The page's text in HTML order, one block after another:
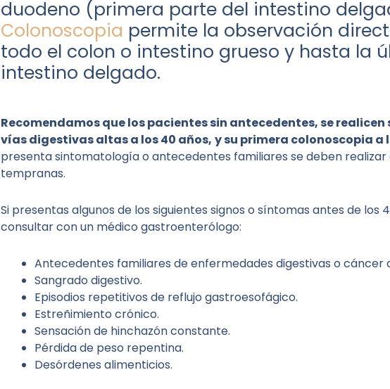
duodeno (primera parte del intestino
Colonoscopia permite la observación
todo el colon o intestino grueso y hasta la
intestino delgado.
Recomendamos que los pacientes sin antecedentes, se
vías digestivas altas a los 40 años, y su primera colonoscopia a
presenta sintomatología o antecedentes familiares se deben realizar
tempranas.
Si presentas algunos de los siguientes signos o síntomas antes de los
consultar con un médico gastroenterólogo:
Antecedentes familiares de enfermedades digestivas o cáncer
Sangrado digestivo.
Episodios repetitivos de reflujo gastroesofágico.
Estreñimiento crónico.
Sensación de hinchazón constante.
Pérdida de peso repentina.
Desórdenes alimenticios.